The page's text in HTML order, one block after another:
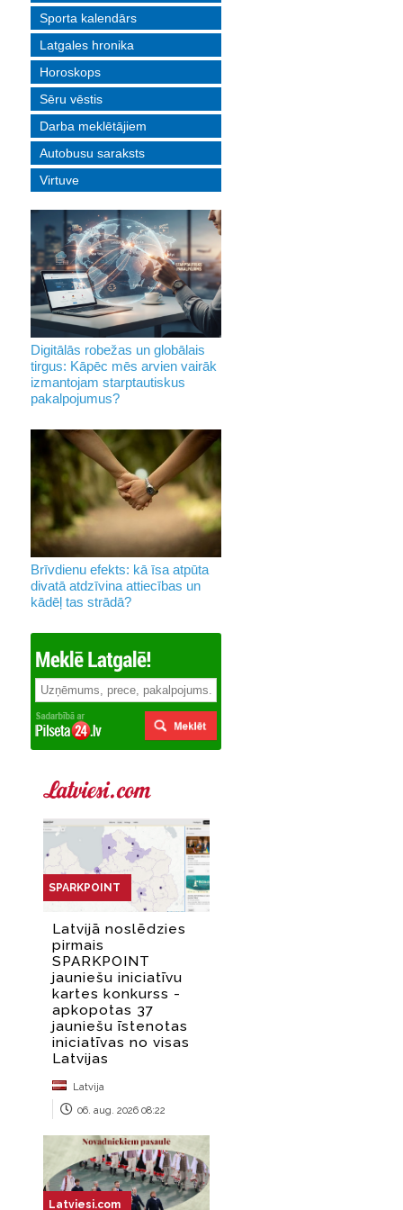
Sporta kalendārs
Latgales hronika
Horoskops
Sēru vēstis
Darba meklētājiem
Autobusu saraksts
Virtuve
Digitālās robežas un globālais
tirgus: Kāpēc mēs arvien vairāk
izmantojam starptautiskus
pakalpojumus?
Brīvdienu efekts: kā īsa atpūta
divatā atdzīvina attiecības un
kādēļ tas strādā?